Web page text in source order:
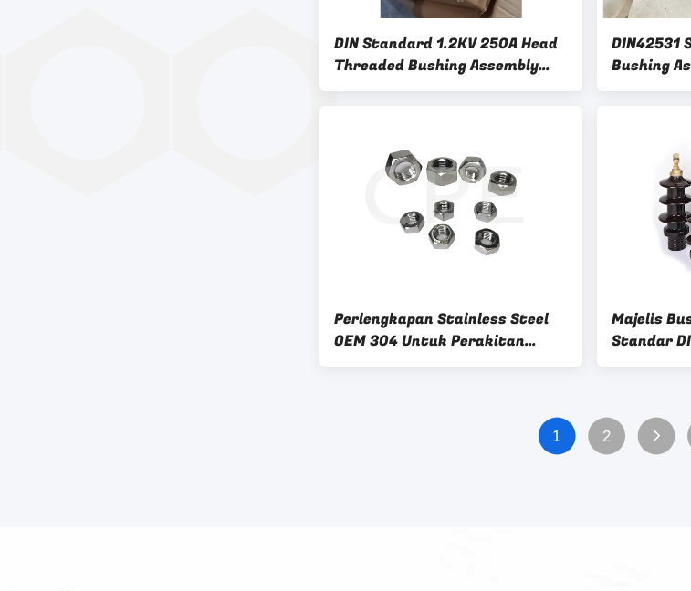
DIN Standard 1.2KV 250A Head
Threaded Bushing Assembly
Untuk Pasar AS
DIN42531
Bushing
Coklat
Perlengkapan Stainless Steel
OEM 304 Untuk Perakitan
Bushing Transformer
Majelis
Standar
1 2